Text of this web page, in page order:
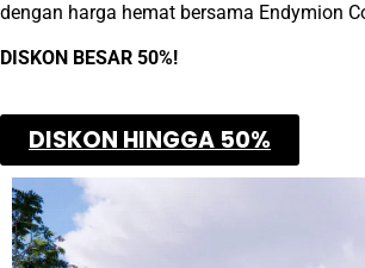
dengan harga hemat bersama Endymion
DISKON BESAR 50%!
DISKON HINGGA 50%